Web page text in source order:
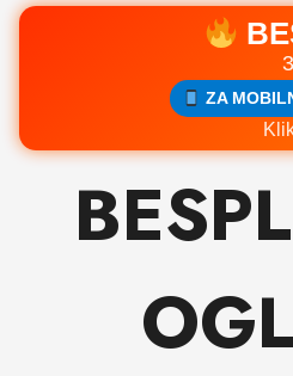
ZA
Skip